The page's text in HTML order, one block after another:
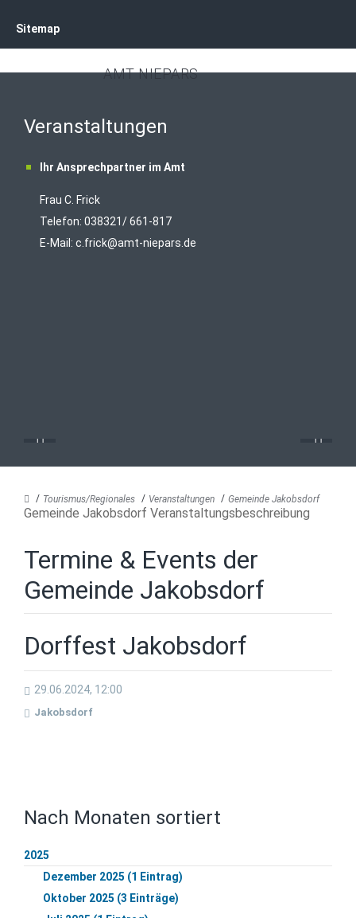
AMT NIEPARS
Sitemap
Veranstaltungen
Ihr Ansprechpartner im Amt
Frau C. Frick
Telefon: 038321/ 661-817
E-Mail: c.frick@amt-niepars.de
Tourismus/Regionales Veranstaltungen Gemeinde Jakobsdorf
Gemeinde Jakobsdorf Veranstaltungsbeschreibung
Termine & Events der
Gemeinde Jakobsdorf
Dorffest Jakobsdorf
29.06.2024, 12:00
Jakobsdorf
Nach Monaten sortiert
2025
Dezember 2025 (1 Eintrag)
Oktober 2025 (3 Einträge)